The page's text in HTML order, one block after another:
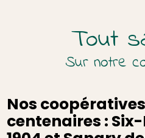
Tout
Sur notre
Nos
centenaires :